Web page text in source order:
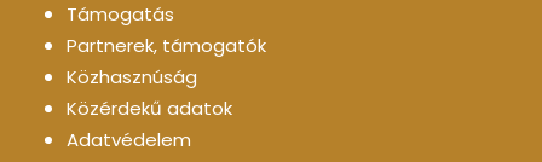
Támogatás
Partnerek, támogatók
Közhasznúság
Közérdekű adatok
Adatvédelem